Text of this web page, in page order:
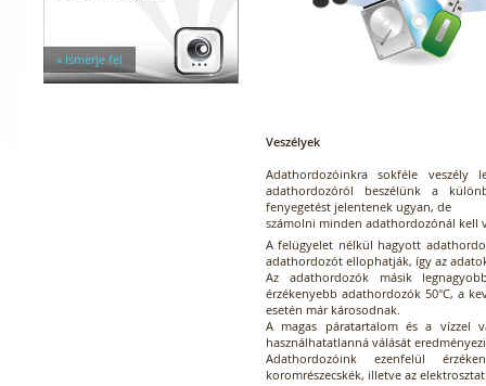
» Ismerje fel
Veszélyek
Adathordozóinkra sokféle veszély
adathordozóról beszélünk a
fenyegetést jelentenek ugyan, de
számolni minden adathordozónál kell
A felügyelet nélkül hagyott
adathordozót ellophatják, így az
Az adathordozók másik
érzékenyebb adathordozók 50°C, a
esetén már károsodnak.
A magas páratartalom és a vízzel
használhatatlanná válását
Adathordozóink ezenfelül
koromrészecskék, illetve az